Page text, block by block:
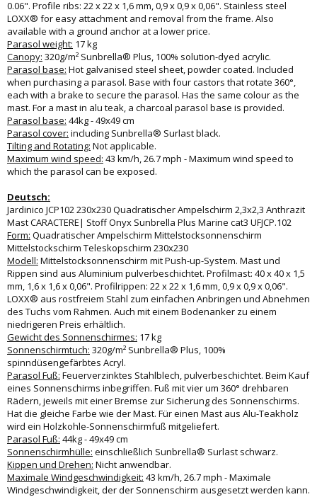
0.06". Profile ribs: 22 x 22 x 1,6 mm, 0,9 x 0,9 x 0,06". Stainless steel
LOXX® for easy attachment and removal from the frame. Also
available with a ground anchor at a lower price.
Parasol weight: 17 kg
Canopy: 320g/m² Sunbrella® Plus, 100% solution-dyed acrylic.
Parasol base: Hot galvanised steel sheet, powder coated. Included
when purchasing a parasol. Base with four castors that rotate 360°,
each with a brake to secure the parasol. Has the same colour as the
mast. For a mast in alu teak, a charcoal parasol base is provided.
Parasol base: 44kg - 49x49 cm
Parasol cover: including Sunbrella® Surlast black.
Tilting and Rotating: Not applicable.
Maximum wind speed: 43 km/h, 26.7 mph - Maximum wind speed to
which the parasol can be exposed.
Deutsch:
Jardinico JCP102 230x230 Quadratischer Ampelschirm 2,3x2,3 Anthrazit
Mast CARACTERE| Stoff Onyx Sunbrella Plus Marine cat3 UFJCP.102
Form: Quadratischer Ampelschirm Mittelstocksonnenschirm
Mittelstockschirm Teleskopschirm 230x230
Modell: Mittelstocksonnenschirm mit Push-up-System. Mast und
Rippen sind aus Aluminium pulverbeschichtet. Profilmast: 40 x 40 x 1,5
mm, 1,6 x 1,6 x 0,06". Profilrippen: 22 x 22 x 1,6 mm, 0,9 x 0,9 x 0,06".
LOXX® aus rostfreiem Stahl zum einfachen Anbringen und Abnehmen
des Tuchs vom Rahmen. Auch mit einem Bodenanker zu einem
niedrigeren Preis erhältlich.
Gewicht des Sonnenschirmes: 17 kg
Sonnenschirmtuch: 320g/m² Sunbrella® Plus, 100%
spinndüsengefärbtes Acryl.
Parasol Fuß: Feuerverzinktes Stahlblech, pulverbeschichtet. Beim Kauf
eines Sonnenschirms inbegriffen. Fuß mit vier um 360° drehbaren
Rädern, jeweils mit einer Bremse zur Sicherung des Sonnenschirms.
Hat die gleiche Farbe wie der Mast. Für einen Mast aus Alu-Teakholz
wird ein Holzkohle-Sonnenschirmfuß mitgeliefert.
Parasol Fuß: 44kg - 49x49 cm
Sonnenschirmhülle: einschließlich Sunbrella® Surlast schwarz.
Kippen und Drehen: Nicht anwendbar.
Maximale Windgeschwindigkeit: 43 km/h, 26.7 mph - Maximale
Windgeschwindigkeit, der der Sonnenschirm ausgesetzt werden kann.